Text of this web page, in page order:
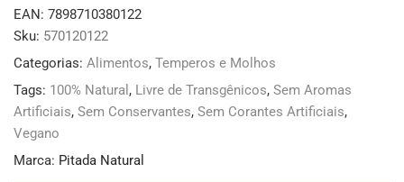
EAN: 7898710380122
Sku: 570120122
Categorias: Alimentos, Temperos e Molhos
Tags: 100% Natural , Livre de Transgênicos, Sem Aromas
Artificiais, Sem Conservantes, Sem Corantes Artificiais,
Vegano
Marca: Pitada Natural